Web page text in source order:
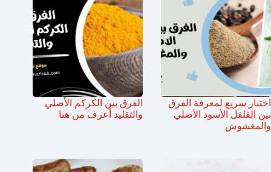
اختبار سريع لمعرفة الفرق
بين الفلفل الأسود الأصلي
والمغشوش
الفرق بين الكركم الأصلي
والتقليد أعرف من هنا